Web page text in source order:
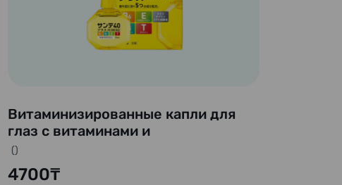
Витаминизированные капли для
глаз с витаминами и
аминокислотами «Sante 40 Plus»
Santen, 12 мл
()
4700₸